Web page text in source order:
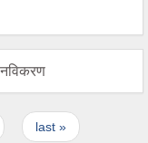
नविकरण
last »